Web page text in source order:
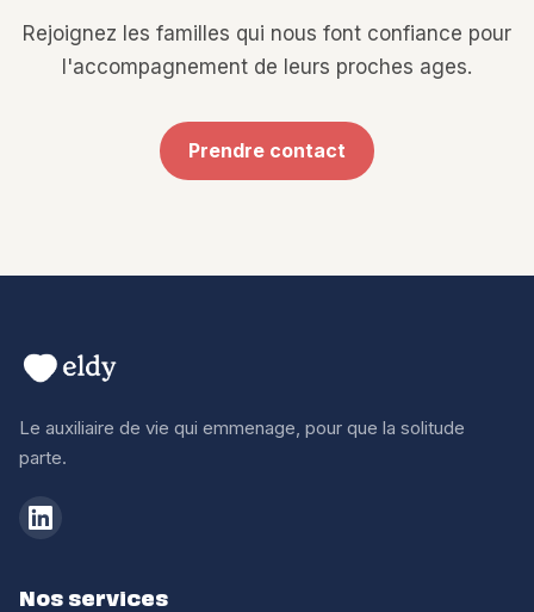
Rejoignez les familles qui nous font confiance pour
l'accompagnement de leurs proches ages.
Prendre contact
Le auxiliaire de vie qui emmenage, pour que la solitude
parte.
Nos services